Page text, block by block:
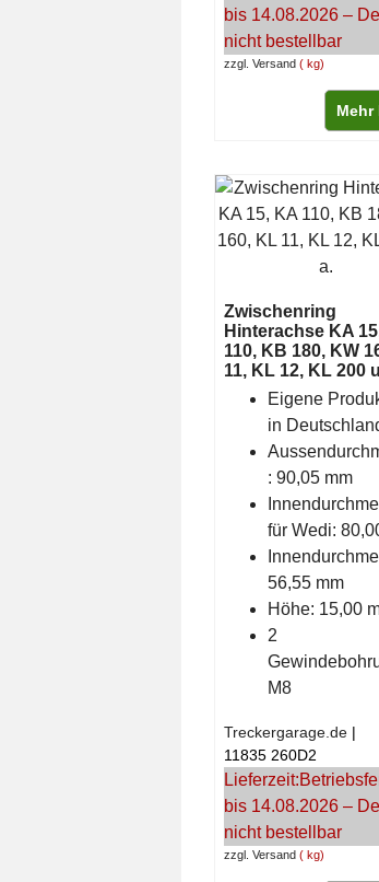
zzgl. Versand kg
bis 14.08.2026 –
nicht bestellbar
Mehr
Zwischenring
Hinterachse KA
110, KB 180, KW
11, KL 12, KL 200
Eigene
in
: 90,05 mm
für Wedi:
56,55 mm
Höhe: 15,00
2
M8
zzgl. Versand kg
Treckergarage.de
11835 260D2
Lieferzeit:
bis 14.08.2026 –
nicht bestellbar